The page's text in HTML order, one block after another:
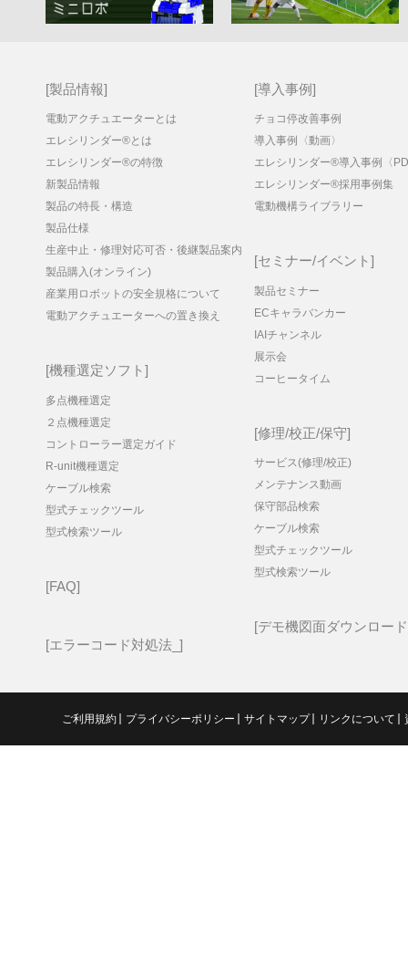
製品情報
電動アクチュエーターとは
エレシリンダー®とは
エレシリンダー®の特徴
新製品情報
製品の特長・構造
製品仕様
生産中止・修理対応可否・後継製品案内
製品購入(オンライン)
産業用ロボットの安全規格について
電動アクチュエーターへの置き換え
機種選定ソフト
多点機種選定
２点機種選定
コントローラー選定ガイド
R-unit機種選定
ケーブル検索
型式チェックツール
型式検索ツール
FAQ
エラーコード対処法_
導入事例
チョコ停改善事例
導入事例〈動画〉
エレシリンダー®導入事例〈
エレシリンダー®採用事例集
電動機構ライブラリー
セミナー/イベント
製品セミナー
ECキャラバンカー
IAIチャンネル
展示会
コーヒータイム
修理/校正/保守
サービス(修理/校正)
メンテナンス動画
保守部品検索
ケーブル検索
型式チェックツール
型式検索ツール
デモ機図面ダウンロード
ご利用規約 プライバシーポリシー サイトマップ リンクについて